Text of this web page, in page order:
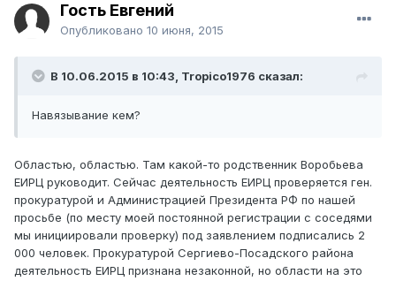
Гость Евгений
Опубликовано 10 июня, 2015
В 10.06.2015 в 10:43, Tropico1976 сказал:
Навязывание кем?
Областью, областью. Там какой-то родственник Воробьева
ЕИРЦ руководит. Сейчас деятельность ЕИРЦ проверяется ген.
прокуратурой и Администрацией Президента РФ по нашей
просьбе (по месту моей постоянной регистрации с соседями
мы инициировали проверку) под заявлением подписались 2
000 человек. Прокуратурой Сергиево-Посадского района
деятельность ЕИРЦ признана незаконной, но области на это